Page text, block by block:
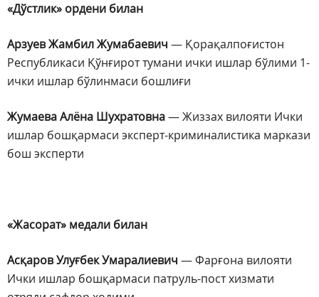
«Дўстлик» ордени билан
Арзуев Жамбил Жумабаевич — Қорақалпоғистон
Республикаси Қўнғирот тумани ички ишлар бўлими 1-
ички ишлар бўлинмаси бошлиғи
Жумаева Алёна Шухратовна— Жиззах вилояти Ички
ишлар бошқармаси эксперт-криминалистика маркази
бош эксперти
«Жасорат» медали билан
Асқаров Улуғбек Умаралиевич — Фарғона вилояти
Ички ишлар бошқармаси патруль-пост хизмати